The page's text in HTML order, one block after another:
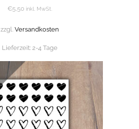
€5,50 inkl. MwSt.
zzgl. Versandkosten
Lieferzeit: 2-4 Tage